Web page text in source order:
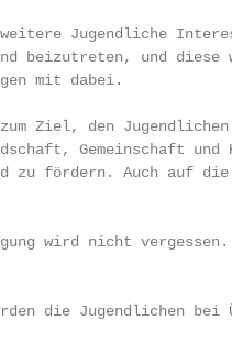
weitere Jugendliche
beizutreten, und diese
mit dabei.
Ziel, den Jugendlichen
Gemeinschaft
zu fördern. Auch auf
wird nicht vergessen.
die Jugendlichen bei